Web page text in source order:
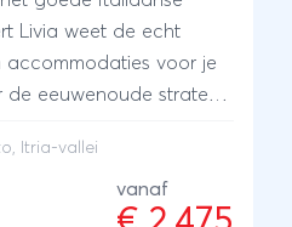
Livia weet de echt
accommodaties voor je
eeuwenoude straten
een zeiltocht maken.
Italiaanse platteland in
is ook alle gelegenheid
Itria-vallei
vanaf